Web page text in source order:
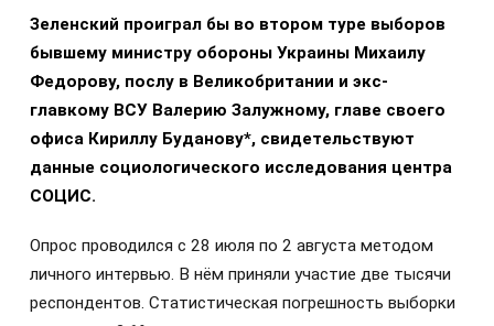
Зеленский проиграл бы во втором туре выборов
бывшему министру обороны Украины Михаилу
Федорову, послу в Великобритании и экс-
главкому ВСУ Валерию Залужному, главе своего
офиса Кириллу Буданову*, свидетельствуют
данные социологического исследования центра
СОЦИС.
Опрос проводился с 28 июля по 2 августа методом
личного интервью. В нём приняли участие две тысячи
респондентов. Статистическая погрешность выборки